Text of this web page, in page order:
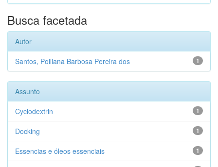
Busca facetada
Autor
1
Santos, Polliana Barbosa Pereira dos
Assunto
1
Cyclodextrin
1
Docking
1
Essencias e óleos essenciais